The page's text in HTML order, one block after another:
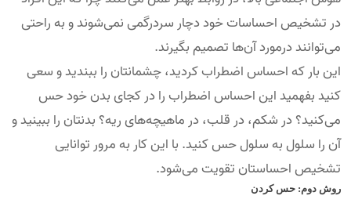
در تشخیص احساسات خود دچار سردرگمی نمی‌شوند و به راحتی
می‌توانند درمورد آن‌ها تصمیم بگیرند.
این بار که احساس اضطراب کردید، چشمانتان را ببندید و سعی
کنید بفهمید این احساس اضطراب را در کجای بدن خود حس
می‌کنید؟ در شکم، در قلب، در ماهیچه‌های ریه؟ بدنتان را ببینید و
آن را سلول به سلول حس کنید. با این کار به مرور توانایی
تشخیص احساستان تقویت می‌شود.
روش دوم: حس کردن